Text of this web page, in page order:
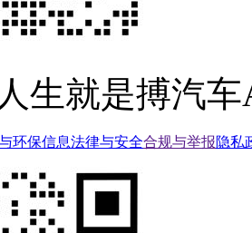
生就是搏汽车
环保信息法律与安全合规与举报隐私